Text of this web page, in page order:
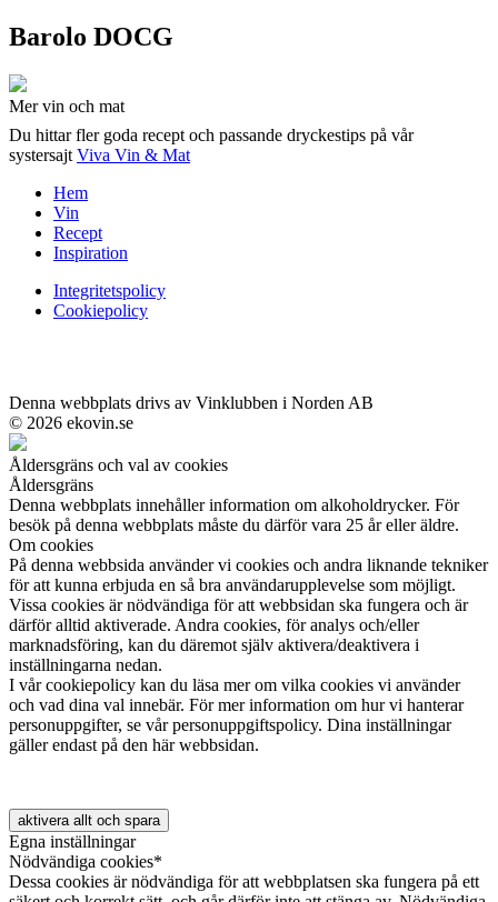
Barolo DOCG
Mer vin och mat
Du hittar fler goda recept och passande dryckestips på vår
systersajt Viva Vin & Mat
Hem
Vin
Recept
Inspiration
Integritetspolicy
Cookiepolicy
Denna webbplats drivs av Vinklubben i Norden AB
© 2026 ekovin.se
Åldersgräns och val av cookies
Åldersgräns
Denna webbplats innehåller information om alkoholdrycker. För
besök på denna webbplats måste du därför vara 25 år eller äldre.
Om cookies
På denna webbsida använder vi cookies och andra liknande tekniker
för att kunna erbjuda en så bra användarupplevelse som möjligt.
Vissa cookies är nödvändiga för att webbsidan ska fungera och är
därför alltid aktiverade. Andra cookies, för analys och/eller
marknadsföring, kan du däremot själv aktivera/deaktivera i
inställningarna nedan.
I vår cookiepolicy kan du läsa mer om vilka cookies vi använder
och vad dina val innebär. För mer information om hur vi hanterar
personuppgifter, se vår personuppgiftspolicy. Dina inställningar
gäller endast på den här webbsidan.
aktivera allt och spara
Egna inställningar
Nödvändiga cookies*
Dessa cookies är nödvändiga för att webbplatsen ska fungera på ett